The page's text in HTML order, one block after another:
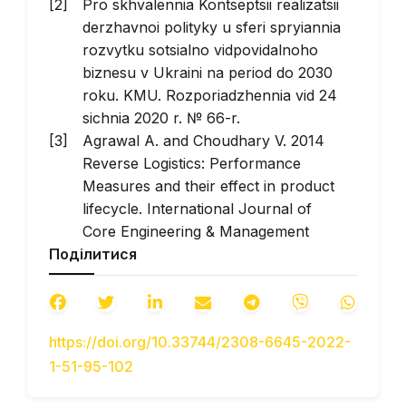
Pro skhvalennia Kontseptsii realizatsii
derzhavnoi polityky u sferi spryiannia
rozvytku sotsialno vidpovidalnoho
biznesu v Ukraini na period do 2030
roku. KMU. Rozporiadzhennia vid 24
sichnia 2020 r. № 66-r.
Agrawal A. and Choudhary V. 2014
Reverse Logistics: Performance
Measures and their effect in product
lifecycle. International Journal of
Core Engineering & Management
(IJCEM)
Oom do Valle P., Menezes J., Reis E.
and Rebelo E. 2009 Reverse logistics
determinants.International Journal of
Business Science and Applied
Поділитися
https://doi.org/10.33744/2308-6645-2022-
1-51-95-102